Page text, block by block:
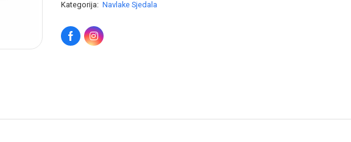
Kategorija: Navlake Sjedala